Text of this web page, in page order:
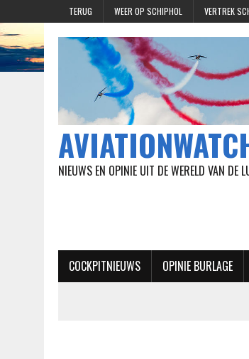
TERUG WEER OP SCHIPHOL VERTREK
NIEUWS EN OPINIE UIT DE WERELD VAN DE
COCKPITNIEUWS OPINIE BURLAGE